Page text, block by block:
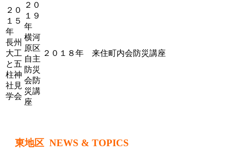
２０
１５
年
長州
大工
と五
柱神
社見
学会
２０
１９
年
横河
原区
自主
防災
会防
災講
座
２０１８年 来住町内会防災講座
東地区 NEWS & TOPICS